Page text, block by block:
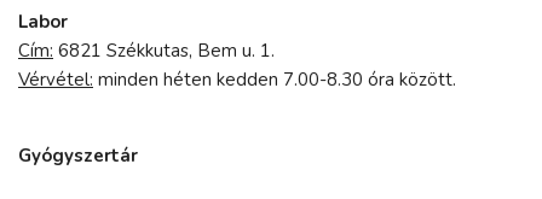
Labor
Cím: 6821 Székkutas, Bem u. 1.
Vérvétel: minden héten kedden 7.00-8.30 óra között.
Gyógyszertár